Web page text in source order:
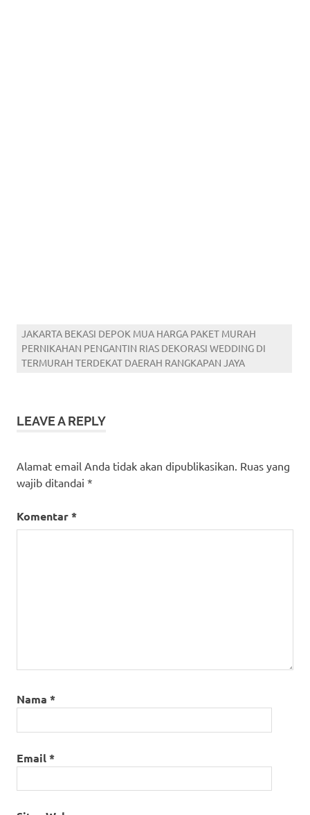
JAKARTA BEKASI DEPOK MUA HARGA PAKET MURAH
PERNIKAHAN PENGANTIN RIAS DEKORASI WEDDING DI
TERMURAH TERDEKAT DAERAH RANGKAPAN JAYA
LEAVE A REPLY
Alamat email Anda tidak akan dipublikasikan. Ruas yang
wajib ditandai *
Komentar*
Nama *
Email*